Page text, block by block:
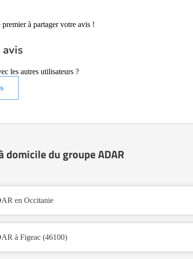
à partager votre avis !
les autres utilisateurs ?
domicile du groupe ADAR
en Occitanie
à Figeac (46100)